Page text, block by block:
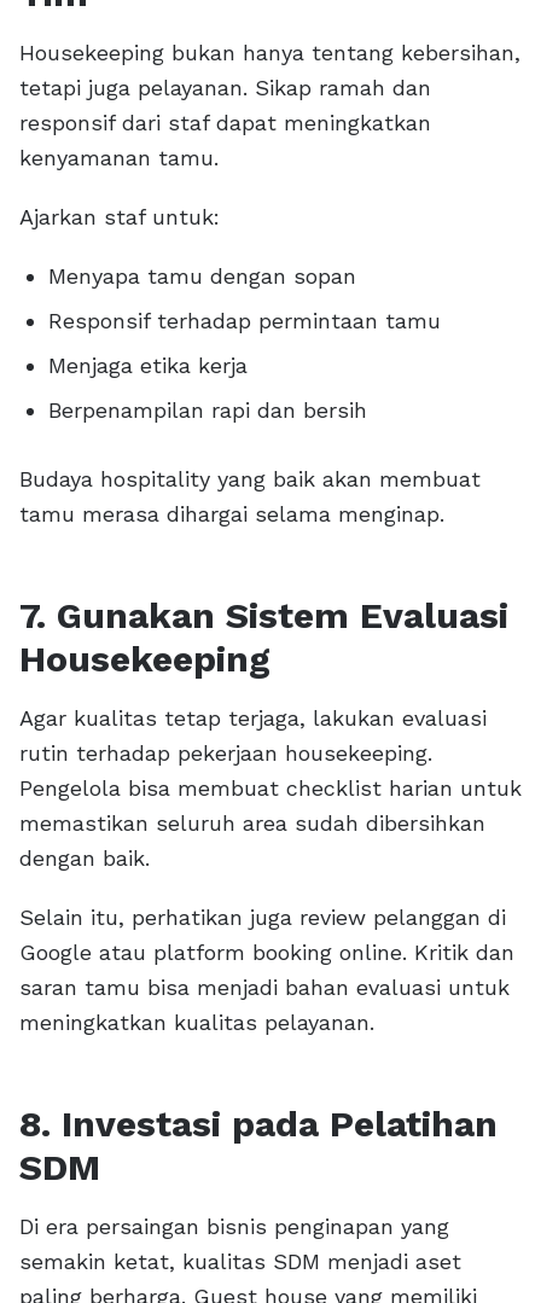
Housekeeping bukan hanya tentang kebersihan,
tetapi juga pelayanan. Sikap ramah dan
responsif dari staf dapat meningkatkan
kenyamanan tamu.
Ajarkan staf untuk:
Menyapa tamu dengan sopan
Responsif terhadap permintaan tamu
Menjaga etika kerja
Berpenampilan rapi dan bersih
Budaya hospitality yang baik akan membuat
tamu merasa dihargai selama menginap.
7. Gunakan Sistem Evaluasi
Housekeeping
Agar kualitas tetap terjaga, lakukan evaluasi
rutin terhadap pekerjaan housekeeping.
Pengelola bisa membuat checklist harian untuk
memastikan seluruh area sudah dibersihkan
dengan baik.
Selain itu, perhatikan juga review pelanggan di
Google atau platform booking online. Kritik dan
saran tamu bisa menjadi bahan evaluasi untuk
meningkatkan kualitas pelayanan.
8. Investasi pada Pelatihan
SDM
Di era persaingan bisnis penginapan yang
semakin ketat, kualitas SDM menjadi aset
paling berharga. Guest house yang memiliki